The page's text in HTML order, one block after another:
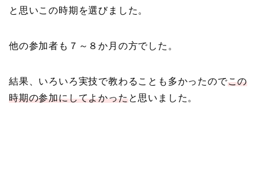
と思いこの時期を選びました。
他の参加者も７～８か月の方でした。
結果、いろいろ実技で教わることも多かったのでこの
時期の参加にしてよかったと思いました。